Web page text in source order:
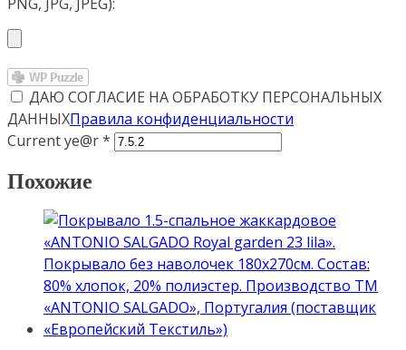
ДАЮ СОГЛАСИЕ НА ОБРАБОТКУ ПЕРСОНАЛЬНЫХ
ДАННЫХПравила конфиденциальности
Current ye@r*
Похожие